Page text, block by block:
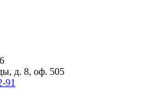
д. 8, оф. 505
91